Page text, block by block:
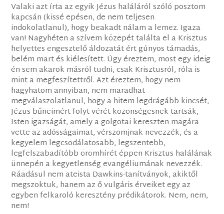
Valaki azt írta az egyik Jézus haláláról szóló posztom
kapcsán (kissé epésen, de nem teljesen
indokolatlanul), hogy beakadt nálam a lemez. Igaza
van! Nagyhéten a szívem közepét találta el a Krisztus
helyettes engesztelő áldozatát ért gúnyos támadás,
belém mart és kiélesített. Úgy éreztem, most egy ideig
én sem akarok másról tudni, csak Krisztusról, róla is
mint a megfeszítettről. Azt éreztem, hogy nem
hagyhatom annyiban, nem maradhat
megválaszolatlanul, hogy a hitem legdrágább kincsét,
Jézus bűneimért folyt vérét közönségesnek tartsák,
Isten igazságát, amely a golgotai kereszten magára
vette az adósságaimat, vérszomjnak nevezzék, és a
kegyelem legcsodálatosabb, legszentebb,
legfelszabadítóbb örömhírét éppen Krisztus halálának
ünnepén a kegyetlenség evangéliumának nevezzék.
Ráadásul nem ateista Dawkins-tanítványok, akiktől
megszoktuk, hanem az ő vulgáris érveiket egy az
egyben felkaroló keresztény prédikátorok. Nem, nem,
nem!